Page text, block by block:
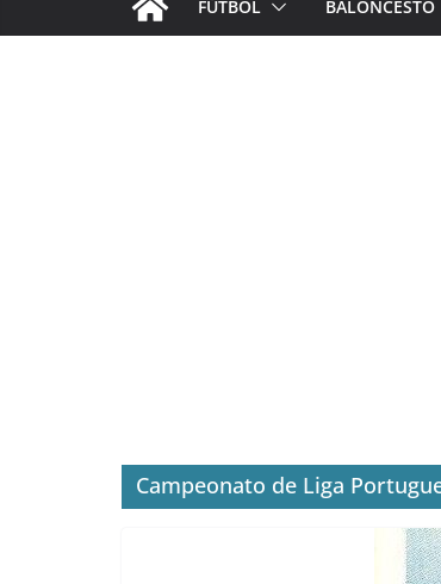
FÚTBOL BALONCESTO
Campeonato de Liga